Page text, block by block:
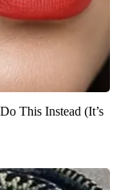
This Instead (It’s